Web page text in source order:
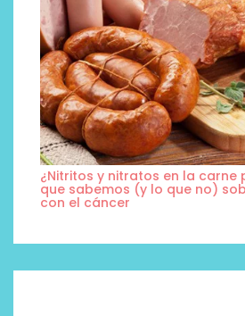
¿Nitritos y nitratos en la carne
que sabemos (y lo que no)
con el cáncer